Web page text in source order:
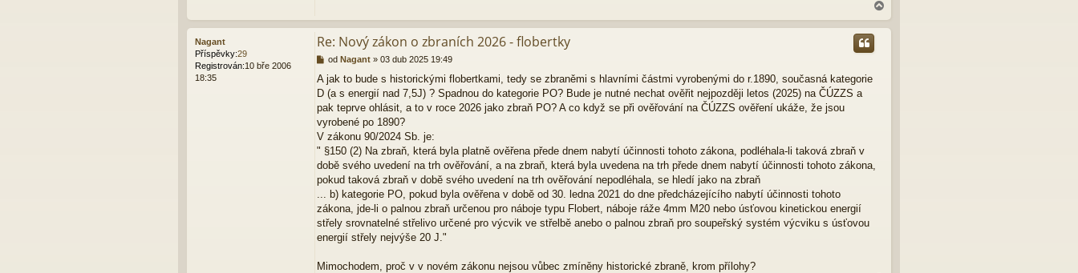
p
ě
v
a
h
Nagant
Příspěvky:29
Registrován:10 bře 2006
18:35
Re: Nový zákon o zbraních 2026 - flobertky
P
í
s
p
ě
v
e
k
od Nagant » 03 dub 2025 19:49
A jak to bude s historickými flobertkami, tedy se zbraněmi s hlavními částmi vyrobenými do r.1890, současná kategorie
D (a s energií nad 7,5J) ? Spadnou do kategorie PO? Bude je nutné nechat ověřit nejpozději letos (2025) na ČÚZZS a
pak teprve ohlásit, a to v roce 2026 jako zbraň PO? A co když se při ověřování na ČÚZZS ověření ukáže, že jsou
vyrobené po 1890?
V zákonu 90/2024 Sb. je:
" §150 (2) Na zbraň, která byla platně ověřena přede dnem nabytí účinnosti tohoto zákona, podléhala-li taková zbraň v
době svého uvedení na trh ověřování, a na zbraň, která byla uvedena na trh přede dnem nabytí účinnosti tohoto zákona,
pokud taková zbraň v době svého uvedení na trh ověřování nepodléhala, se hledí jako na zbraň
... b) kategorie PO, pokud byla ověřena v době od 30. ledna 2021 do dne předcházejícího nabytí účinnosti tohoto
zákona, jde-li o palnou zbraň určenou pro náboje typu Flobert, náboje ráže 4mm M20 nebo úsťovou kinetickou energií
střely srovnatelné střelivo určené pro výcvik ve střelbě anebo o palnou zbraň pro soupeřský systém výcviku s úsťovou
energií střely nejvýše 20 J."
Mimochodem, proč v v novém zákonu nejsou vůbec zmíněny historické zbraně, krom přílohy?